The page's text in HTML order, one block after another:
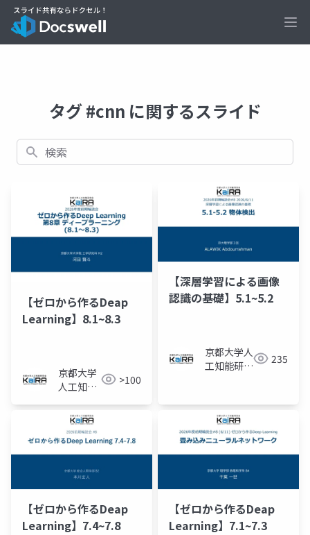
タグ #cnn に関するスライド
検索
【ゼロから作るDeap
Learning】8.1~8.3
京都大学
人工知能
KaiRA
>100
【深層学習による画像
認識の基礎】5.1~5.2
京都大学人
工知能研究
235
【ゼロから作るDeap
Learning】7.4~7.8
【ゼロから作るDeap
Learning】7.1~7.3